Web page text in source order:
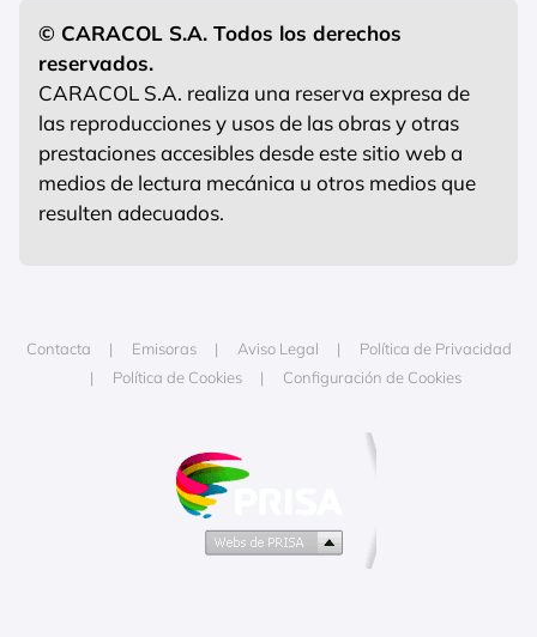
© CARACOL S.A. Todos los derechos
reservados.
CARACOL S.A. realiza una reserva expresa de
las reproducciones y usos de las obras y otras
prestaciones accesibles desde este sitio web a
medios de lectura mecánica u otros medios que
resulten adecuados.
Contacta Emisoras Aviso Legal
Política de Privacidad
Política de Cookies
Configuración de Cookies